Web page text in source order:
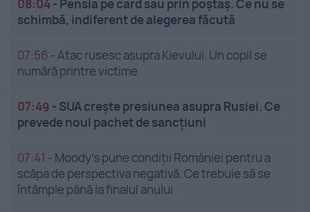
08:04- Pensia pe card sau prin poștaș. Ce nu se
schimbă, indiferent de alegerea făcută
07:56 -Atac rusesc asupra Kievului. Un copil se
numără printre victime
07:49 - SUA crește presiunea asupra Rusiei. Ce
prevede noul pachet de sancțiuni
07:41 - Moody’s pune condiții României pentru a
scăpa de perspectiva negativă. Ce trebuie să se
întâmple până la finalul anului